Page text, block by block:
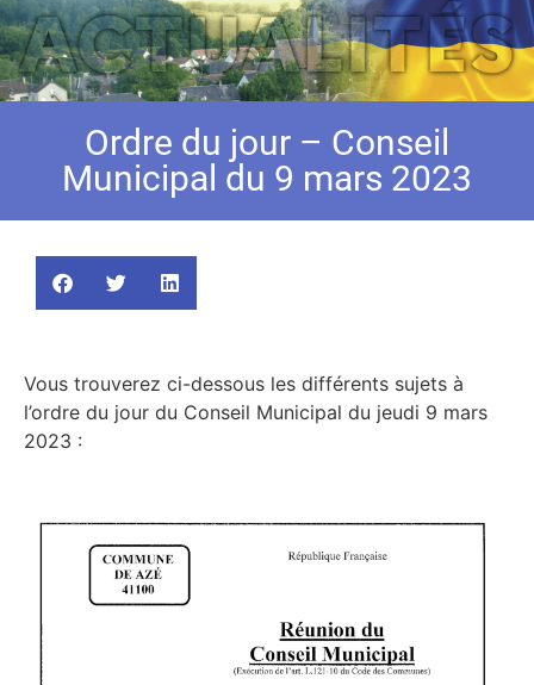
Ordre du jour – Conseil
Municipal du 9 mars 2023
Vous trouverez ci-dessous les différents sujets à
l’ordre du jour du Conseil Municipal du jeudi 9 mars
2023 :